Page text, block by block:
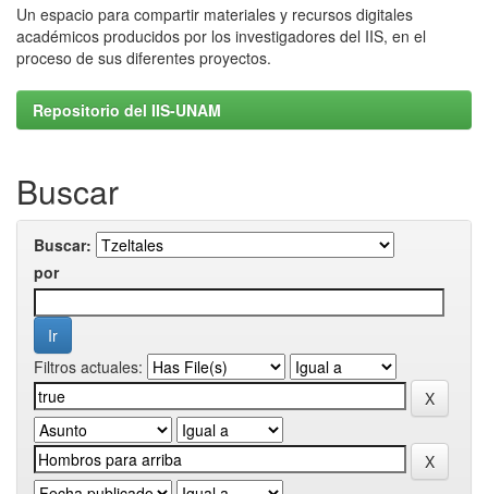
Un espacio para compartir materiales y recursos digitales
académicos producidos por los investigadores del IIS, en el
proceso de sus diferentes proyectos.
Repositorio del IIS-UNAM
Buscar
Buscar:
por
Filtros actuales: